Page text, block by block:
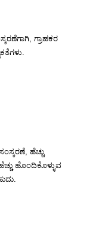
ಗ್ರಾಹಕರ
ಹೆಚ್ಚು
ಹೊಂದಿಕೊಳ್ಳುವ